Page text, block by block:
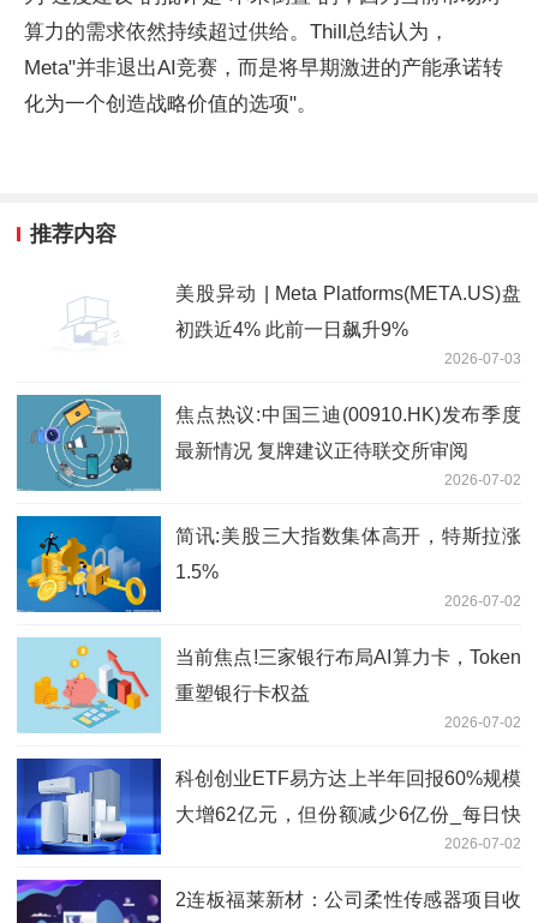
算力的需求依然持续超过供给。Thill总结认为，
Meta"并非退出AI竞赛，而是将早期激进的产能承诺转
化为一个创造战略价值的选项"。
推荐内容
美股异动 | Meta Platforms(META.US)盘
初跌近4% 此前一日飙升9%
2026-07-03
焦点热议:中国三迪(00910.HK)发布季度
最新情况 复牌建议正待联交所审阅
2026-07-02
简讯:美股三大指数集体高开，特斯拉涨
1.5%
2026-07-02
当前焦点!三家银行布局AI算力卡，Token
重塑银行卡权益
2026-07-02
科创创业ETF易方达上半年回报60%规模
大增62亿元，但份额减少6亿份_每日快
2026-07-02
2连板福莱新材：公司柔性传感器项目收